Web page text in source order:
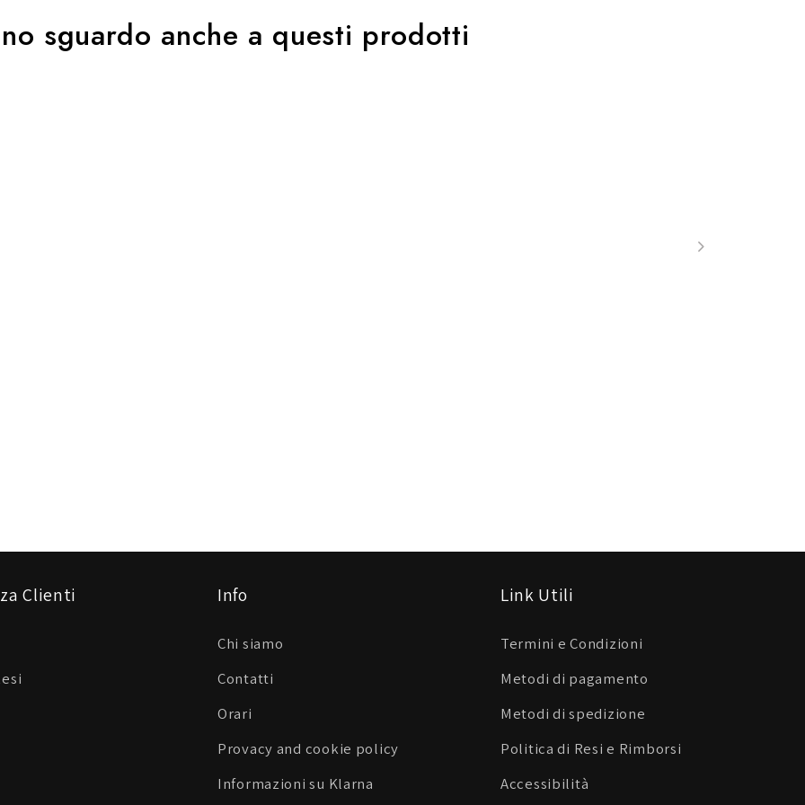
sguardo anche a questi prodotti
Clienti Info
Chi siamo
Contatti
Orari
Provacy and cookie policy
Informazioni su Klarna
Link Utili
Termini e Condizioni
Metodi di pagamento
Metodi di spedizione
Politica di Resi e Rimborsi
Accessibilità